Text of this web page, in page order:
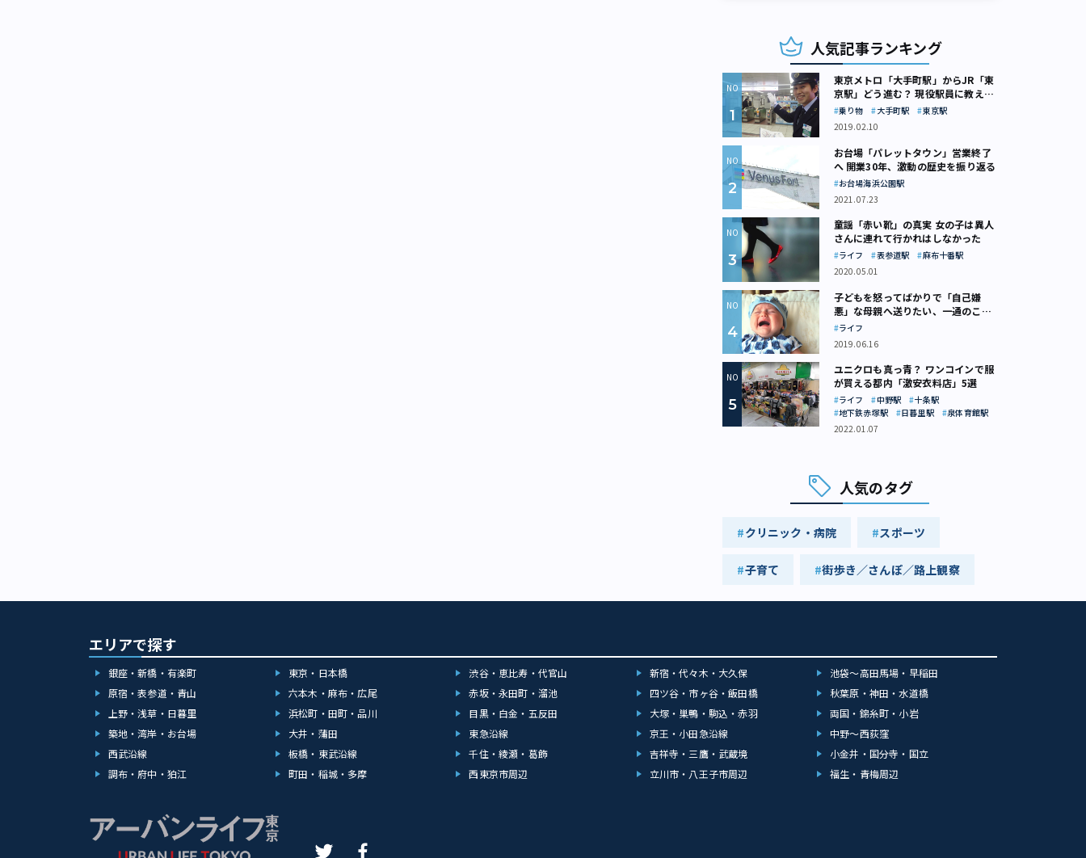
人気記事ランキング
東京メトロ「大手町駅」からJR「東
京駅」どう進む？ 現役駅員に教えて
もらいました
乗り物 大手町駅
東京駅
2019.02.10
お台場「パレットタウン」営業終了
へ 開業30年、激動の歴史を振り返る
お台場海浜公園駅
2021.07.23
童謡「赤い靴」の真実 女の子は異人
さんに連れて行かれはしなかった
ライフ 表参道駅
麻布十番駅
2020.05.01
子どもを怒ってばかりで「自己嫌
悪」な母親へ送りたい、一通のここ
ろの処方箋
ライフ
2019.06.16
ユニクロも真っ青？ ワンコインで服
が買える都内「激安衣料店」5選
ライフ 中野駅
十条駅
地下鉄赤塚駅
日暮里駅
泉体育館駅
2022.01.07
人気のタグ
クリニック・病院 スポーツ
子育て 街歩き／さんぽ／路上観察
エリアで探す
銀座・新橋・有楽町 東京・日本橋 渋谷・恵比寿・代官山 新宿・代々木・大久保
池袋～高田馬場・早稲田
原宿・表参道・青山
六本木・麻布・広尾 赤坂・永田町・溜池 四ツ谷・市ヶ谷・飯田橋
秋葉原・神田・水道橋
上野・浅草・日暮里
浜松町・田町・品川 目黒・白金・五反田 大塚・巣鴨・駒込・赤羽
両国・錦糸町・小岩
築地・湾岸・お台場
大井・蒲田 東急沿線 京王・小田急沿線
中野～西荻窪
西武沿線
板橋・東武沿線 千住・綾瀬・葛飾 吉祥寺・三鷹・武蔵境
小金井・国分寺・国立
調布・府中・狛江
町田・稲城・多摩 西東京市周辺 立川市・八王子市周辺 福生・青梅周辺